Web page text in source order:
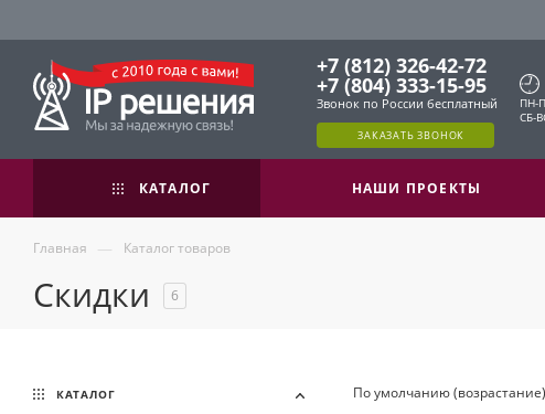
+7 (812) 326-42-72
+7 (804) 333-15-95
Звонок по России бесплатный
ЗАКАЗАТЬ ЗВОНОК
ПН-
СБ-
КАТАЛОГ НАШИ ПРОЕКТЫ
Главная — Каталог товаров
Скидки 6
По умолчанию (возрастание)
КАТАЛОГ